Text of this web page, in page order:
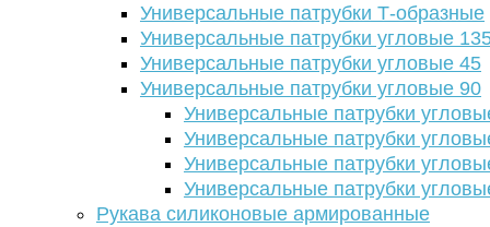
Универсальные патрубки Т-образные
Универсальные патрубки угловые
Универсальные патрубки угловые 45
Универсальные патрубки угловые 90
Универсальные патрубки
Универсальные патрубки
Универсальные патрубки
Универсальные патрубки
Рукава силиконовые армированные